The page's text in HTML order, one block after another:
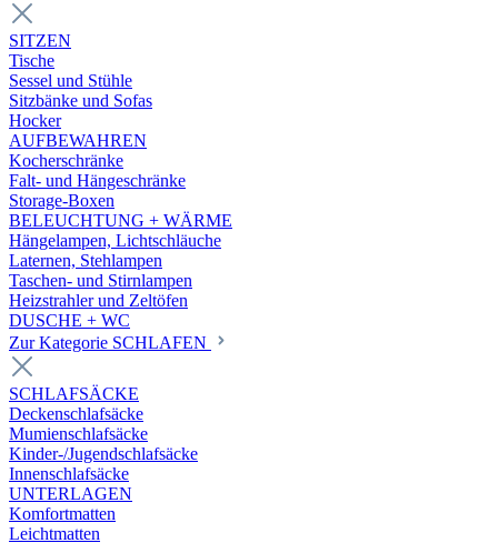
SITZEN
Tische
Sessel und Stühle
Sitzbänke und Sofas
Hocker
AUFBEWAHREN
Kocherschränke
Falt- und Hängeschränke
Storage-Boxen
BELEUCHTUNG + WÄRME
Hängelampen, Lichtschläuche
Laternen, Stehlampen
Taschen- und Stirnlampen
Heizstrahler und Zeltöfen
DUSCHE + WC
Zur Kategorie SCHLAFEN
SCHLAFSÄCKE
Deckenschlafsäcke
Mumienschlafsäcke
Kinder-/Jugendschlafsäcke
Innenschlafsäcke
UNTERLAGEN
Komfortmatten
Leichtmatten